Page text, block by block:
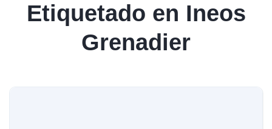
Etiquetado en Ineos
Grenadier